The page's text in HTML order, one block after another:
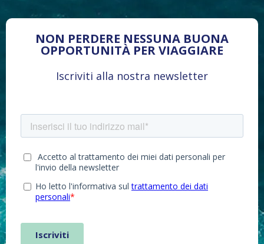
NON PERDERE NESSUNA BUONA
OPPORTUNITÀ PER VIAGGIARE
Iscriviti alla nostra newsletter